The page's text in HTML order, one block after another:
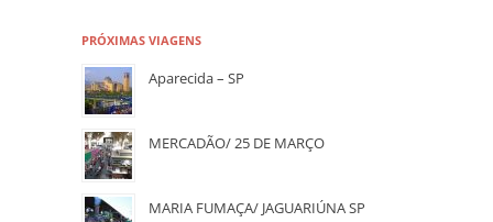
PRÓXIMAS VIAGENS
Aparecida – SP
MERCADÃO/ 25 DE MARÇO
MARIA FUMAÇA/ JAGUARIÚNA SP